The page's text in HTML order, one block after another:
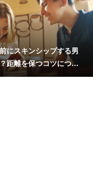
にスキンシップする男
距離を保つコツについ